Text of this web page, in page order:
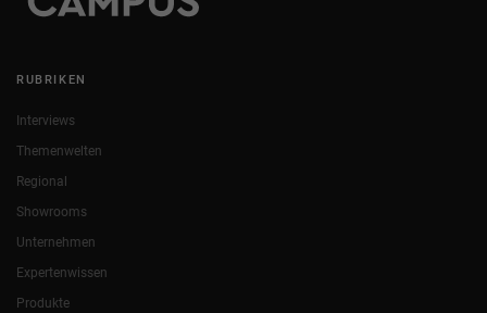
RUBRIKEN
Interviews
Themenwelten
Regional
Showrooms
Unternehmen
Expertenwissen
Produkte